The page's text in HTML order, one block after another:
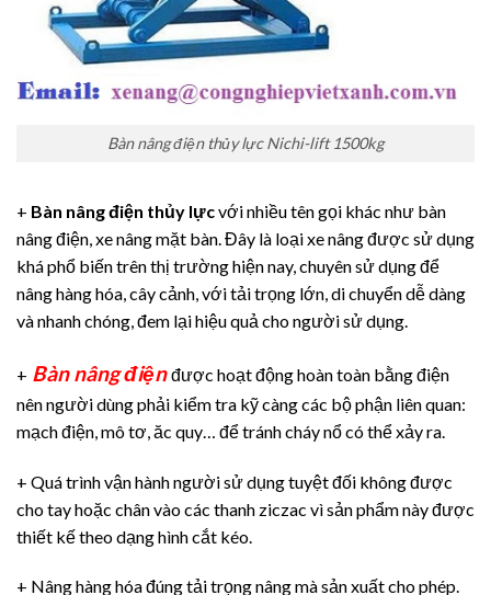
Bàn nâng điện thủy lực Nichi-lift 1500kg
+ Bàn nâng điện thủy lựcvới nhiều tên gọi khác như bàn
nâng điện, xe nâng mặt bàn. Đây là loại xe nâng được sử dụng
khá phổ biến trên thị trường hiện nay, chuyên sử dụng để
nâng hàng hóa, cây cảnh, với tải trọng lớn, di chuyển dễ dàng
và nhanh chóng, đem lại hiệu quả cho người sử dụng.
+ Bàn nâng điện được hoạt động hoàn toàn bằng điện
nên người dùng phải kiểm tra kỹ càng các bộ phận liên quan:
mạch điện, mô tơ, ăc quy… để tránh cháy nổ có thể xảy ra.
+ Quá trình vận hành người sử dụng tuyệt đối không được
cho tay hoặc chân vào các thanh ziczac vì sản phẩm này được
thiết kế theo dạng hình cắt kéo.
+ Nâng hàng hóa đúng tải trọng nâng mà sản xuất cho phép.